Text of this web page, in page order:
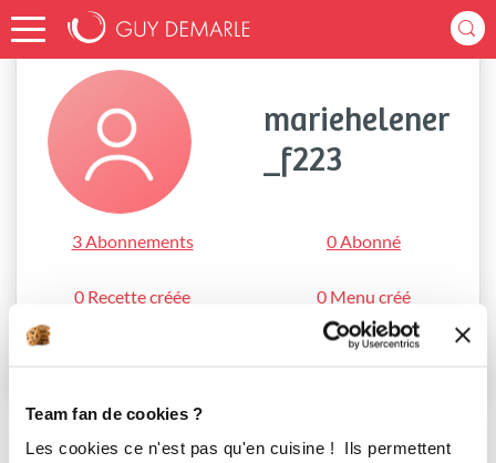
Team fan de cookies ?
Les cookies ce n'est pas qu'en cuisine ! Ils permettent
Accueil mariehelener_f223
mariehelener
_f223
3 Abonnements 0 Abonné
0 Recette créée 0 Menu créé